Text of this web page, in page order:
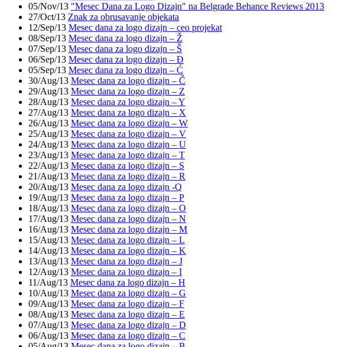
05/Nov/13 "Mesec Dana za Logo Dizajn" na Belgrade Behance Reviews 2013
27/Oct/13 Znak za obrusavanje objekata
12/Sep/13 Mesec dana za logo dizajn – ceo projekat
08/Sep/13 Mesec dana za logo dizajn – Ž
07/Sep/13 Mesec dana za logo dizajn – Š
06/Sep/13 Mesec dana za logo dizajn – Đ
05/Sep/13 Mesec dana za logo dizajn – Ć
30/Aug/13 Mesec dana za logo dizajn – Č
29/Aug/13 Mesec dana za logo dizajn – Z
28/Aug/13 Mesec dana za logo dizajn – Y
27/Aug/13 Mesec dana za logo dizajn – X
26/Aug/13 Mesec dana za logo dizajn – W
25/Aug/13 Mesec dana za logo dizajn – V
24/Aug/13 Mesec dana za logo dizajn – U
23/Aug/13 Mesec dana za logo dizajn – T
22/Aug/13 Mesec dana za logo dizajn – S
21/Aug/13 Mesec dana za logo dizajn – R
20/Aug/13 Mesec dana za logo dizajn -Q
19/Aug/13 Mesec dana za logo dizajn – P
18/Aug/13 Mesec dana za logo dizajn – O
17/Aug/13 Mesec dana za logo dizajn – N
16/Aug/13 Mesec dana za logo dizajn – M
15/Aug/13 Mesec dana za logo dizajn – L
14/Aug/13 Mesec dana za logo dizajn – K
13/Aug/13 Mesec dana za logo dizajn – J
12/Aug/13 Mesec dana za logo dizajn – I
11/Aug/13 Mesec dana za logo dizajn – H
10/Aug/13 Mesec dana za logo dizajn – G
09/Aug/13 Mesec dana za logo dizajn – F
08/Aug/13 Mesec dana za logo dizajn – E
07/Aug/13 Mesec dana za logo dizajn – D
06/Aug/13 Mesec dana za logo dizajn – C